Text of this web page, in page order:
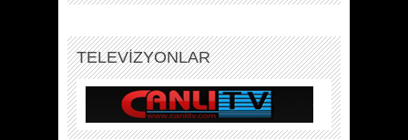
TELEVİZYONLAR